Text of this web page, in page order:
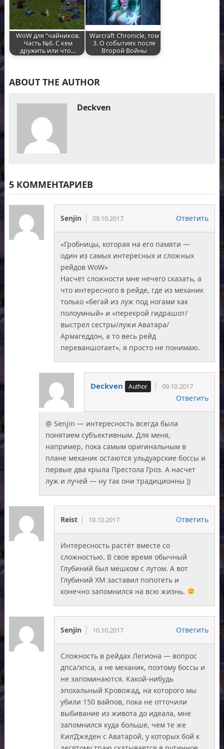
WoW для “чайников.
Часть №6. C кем
дружить или что…
Warcraft Chronicle, том
3. О событиях после
Второй Войны
ABOUT THE AUTHOR
Deckven
5 КОММЕНТАРИЕВ
Senjin 09.10.2017 Ответить
«Гробницы, которая на его памяти —
один из самых интересных и сложных
рейдов WoW»
Насчёт сложности мне нечего сказать, а
что интересного в рейде, где из механик
только «бегай из луж под ногами как
полоумный» и «перекрой гидрашот/
выстрел сестры/лужи Аватара/
Армагеддон, а то весь рейд
переваншотает», я просто не понимаю.
Deckven 09.10.2017
Ответить
@ Senjin — интересность всегда была
понятием субъективным. Для меня,
например, пока самым оригинальным в
плане механик остаются ульдуарские боссы и
первые два крыла Престола Гроз. А насчет
луж и лучей — ну так они традиционны ))
Reist 10.10.2017 Ответить
Интересность растёт вместе со
сложностью. В свое время обычный
Глубиний был мешком с лутом. А вот
Глубиний ХМ заставил попотеть и
конечно запомнился на всю жизнь.
Senjin 10.10.2017 Ответить
Сложность в рейдах Легиона — вопрос
дпса/хпса, а не механик, поэтому боссы и
не запоминаются. Какой-нибудь
эпохальный Кровожад, на которого мы
убили 150 вайпов, пока не отточили
выбивание из живота до идеала, мне
запомнился куда больше, чем те же
Кил’Джеден с Аватарой, у которых бой к